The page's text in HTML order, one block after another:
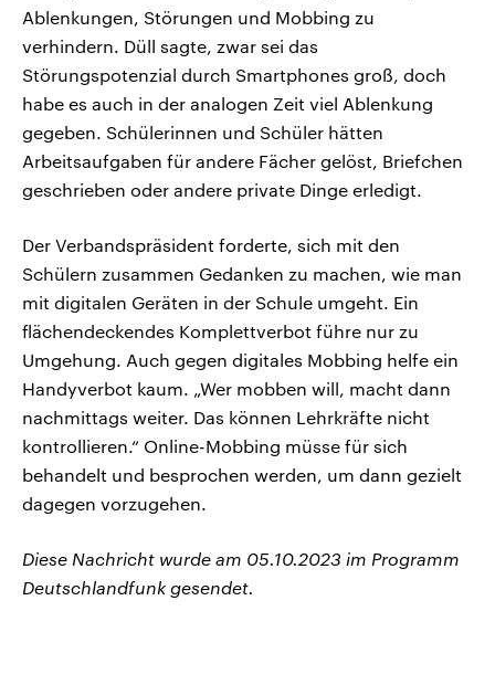
Ablenkungen, Störungen und Mobbing zu
verhindern. Düll sagte, zwar sei das
Störungspotenzial durch Smartphones groß, doch
habe es auch in der analogen Zeit viel Ablenkung
gegeben. Schülerinnen und Schüler hätten
Arbeitsaufgaben für andere Fächer gelöst, Briefchen
geschrieben oder andere private Dinge erledigt.
Der Verbandspräsident forderte, sich mit den
Schülern zusammen Gedanken zu machen, wie man
mit digitalen Geräten in der Schule umgeht. Ein
flächendeckendes Komplettverbot führe nur zu
Umgehung. Auch gegen digitales Mobbing helfe ein
Handyverbot kaum. „Wer mobben will, macht dann
nachmittags weiter. Das können Lehrkräfte nicht
kontrollieren.“ Online-Mobbing müsse für sich
behandelt und besprochen werden, um dann gezielt
dagegen vorzugehen.
Diese Nachricht wurde am 05.10.2023 im Programm
Deutschlandfunk gesendet.